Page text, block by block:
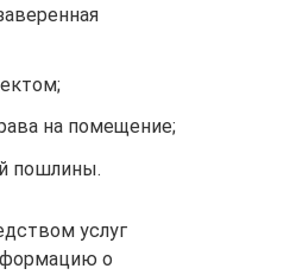
на помещение;
пошлины.
услуг
о